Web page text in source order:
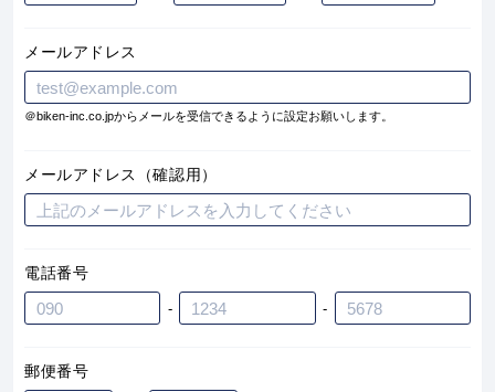
メールアドレス
＠biken-inc.co.jpからメールを受信できるように設定お願いします。
メールアドレス（確認用）
電話番号
- -
郵便番号